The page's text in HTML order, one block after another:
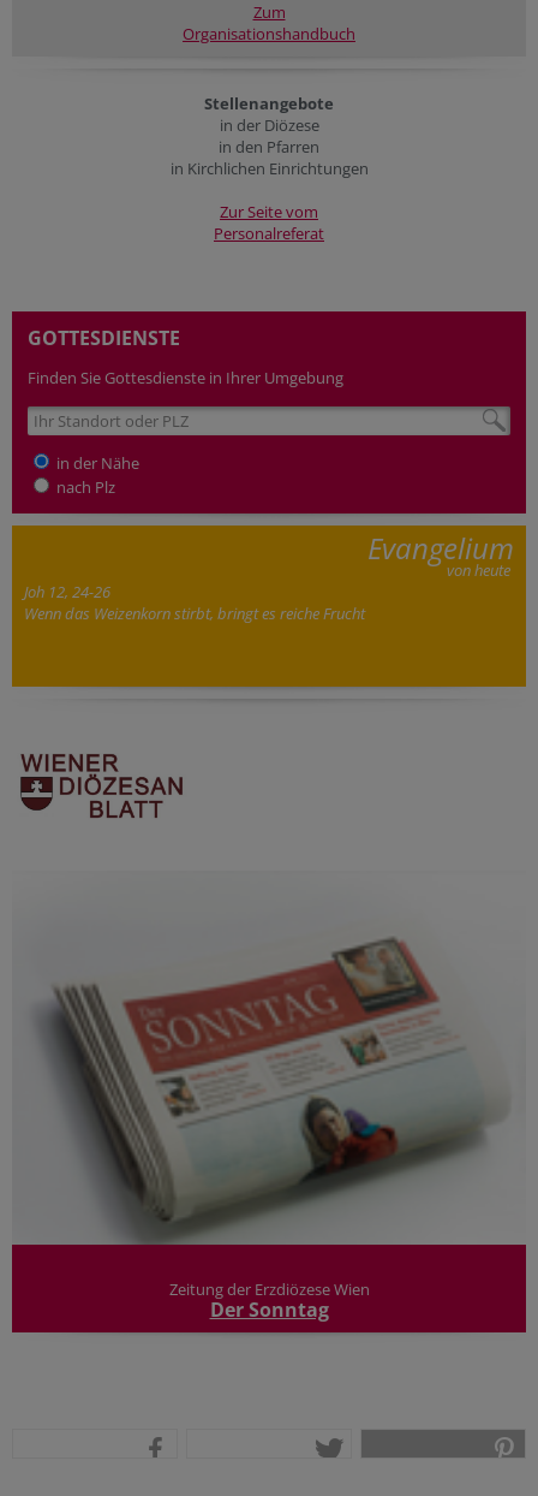
Zum
Organisationshandbuch
Stellenangebote
in der Diözese
in den Pfarren
in Kirchlichen Einrichtungen
Zur Seite vom
Personalreferat
GOTTESDIENSTE
Finden Sie Gottesdienste in Ihrer Umgebung
in der Nähe
nach Plz
Evangelium
von heute
Joh 12, 24-26
Wenn das Weizenkorn stirbt, bringt es reiche Frucht
Zeitung der Erzdiözese Wien
Der Sonntag